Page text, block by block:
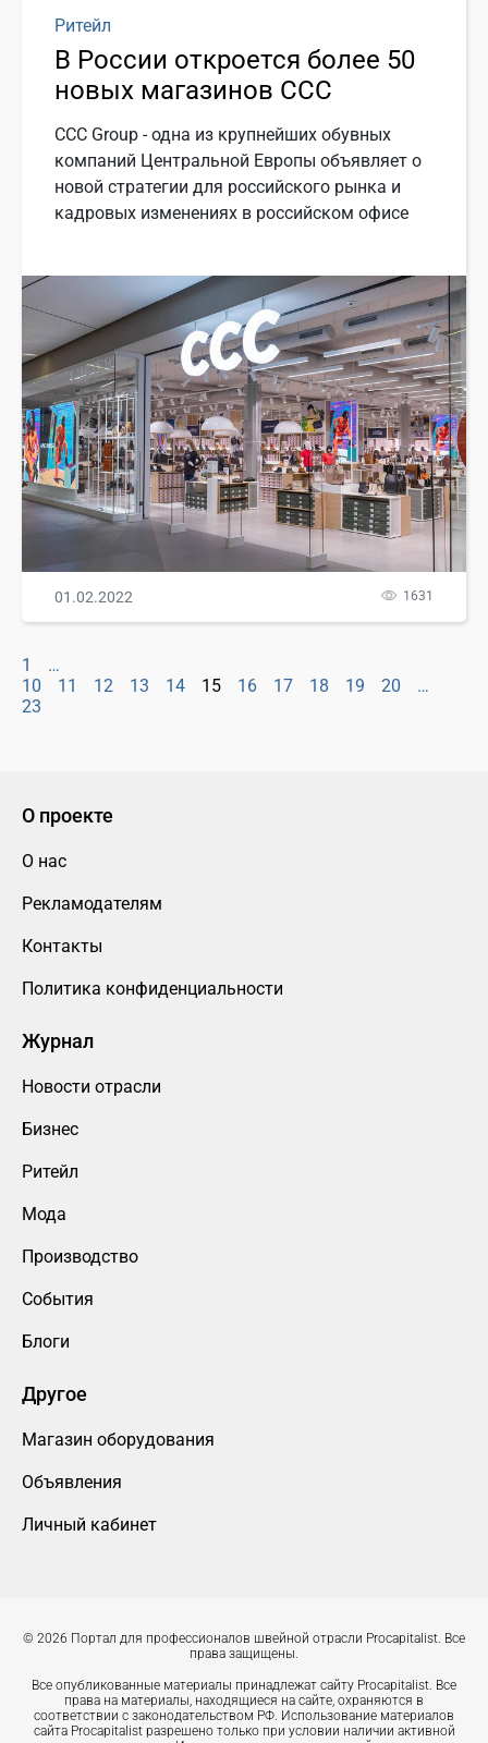
Ритейл
В России откроется более 50
новых магазинов CCC
ССС Group - одна из крупнейших обувных
компаний Центральной Европы объявляет о
новой стратегии для российского рынка и
кадровых изменениях в российском офисе
01.02.2022 1631
1
…
10
11 12 13 14 15 16 17 18 19 20
…
23
О проекте
О нас
Рекламодателям
Контакты
Политика конфиденциальности
Журнал
Новости отрасли
Бизнес
Ритейл
Мода
Производство
События
Блоги
Другое
Магазин оборудования
Объявления
Личный кабинет
© 2026 Портал для профессионалов швейной отрасли Procapitalist. Все
права защищены.
Все опубликованные материалы принадлежат сайту Procapitalist. Все
права на материалы, находящиеся на сайте, охраняются в
соответствии с законодательством РФ. Использование материалов
сайта Procapitalist разрешено только при условии наличии активной